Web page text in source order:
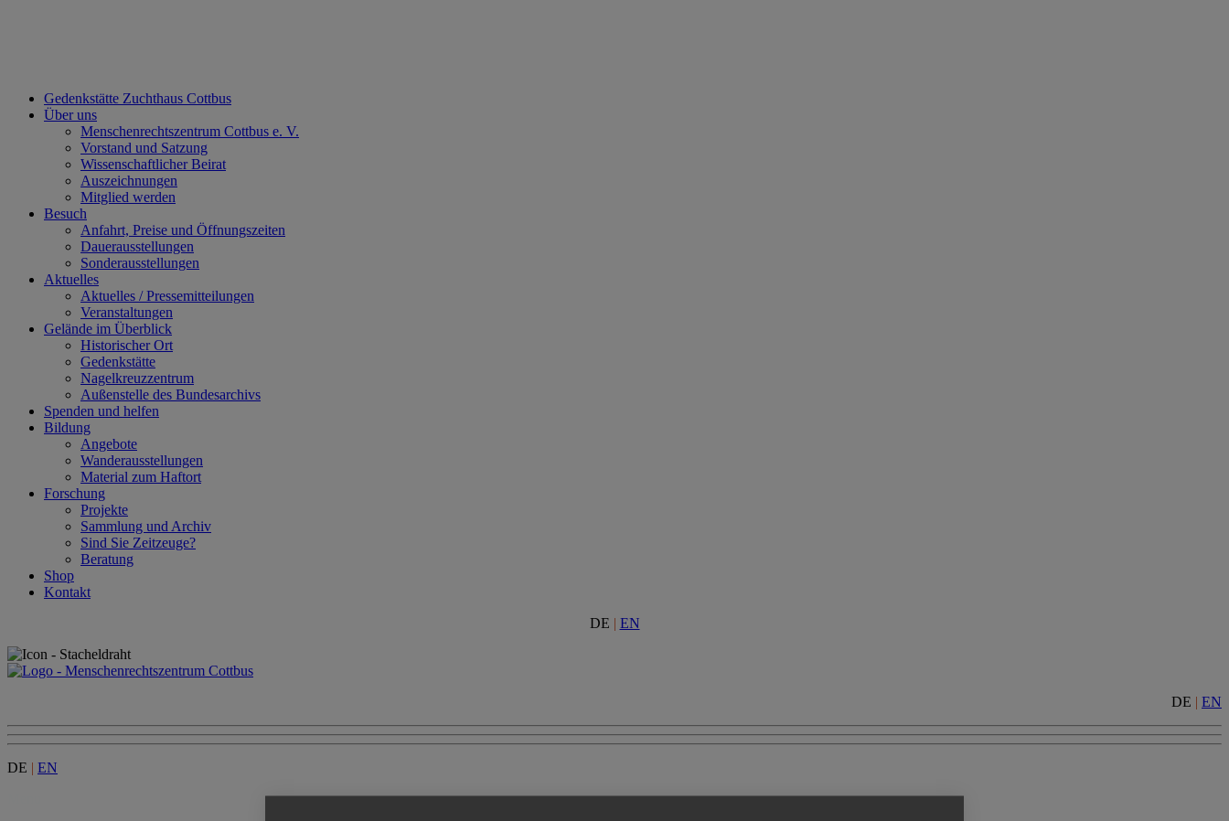
Gedenkstätte Zuchthaus Cottbus
Über uns
Menschenrechtszentrum Cottbus e. V.
Vorstand und Satzung
Wissenschaftlicher Beirat
Auszeichnungen
Mitglied werden
Besuch
Anfahrt, Preise und Öffnungszeiten
Dauerausstellungen
Sonderausstellungen
Aktuelles
Aktuelles / Pressemitteilungen
Veranstaltungen
Gelände im Überblick
Historischer Ort
Gedenkstätte
Nagelkreuzzentrum
Außenstelle des Bundesarchivs
Spenden und helfen
Bildung
Angebote
Wanderausstellungen
Material zum Haftort
Forschung
Projekte
Sammlung und Archiv
Sind Sie Zeitzeuge?
Beratung
Shop
Kontakt
DE | EN
DE | EN
DE | EN